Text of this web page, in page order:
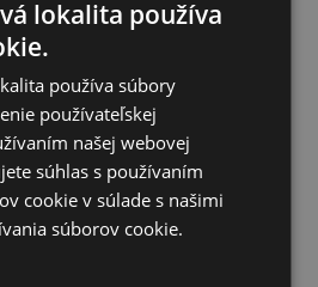
PRODUKTY
lokalita používa
používa súbory
používateľskej
našej webovej
súhlas s používaním
cookie v súlade s našimi
súborov cookie.